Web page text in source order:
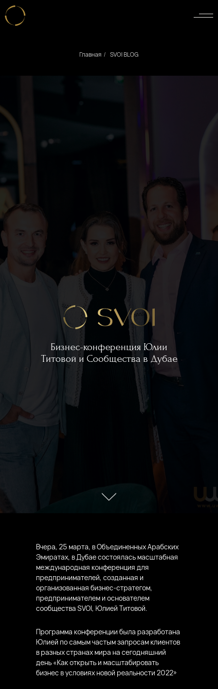
Главная / SVOI BLOG
Бизнес-конференция Юлии
Титовой и Сообщества в Дубае
Вчера, 25 марта, в Объединенных Арабских
Эмиратах, в Дубае состоялась масштабная
международная конференция для
предпринимателей, созданная и
организованная бизнес-стратегом,
предпринимателем и основателем
сообщества SVOI, Юлией Титовой.
Программа конференции была разработана
Юлией по самым частым запросам клиентов
в разных странах мира на сегодняшний
день «Как открыть и масштабировать
бизнес в условиях новой реальности 2022»